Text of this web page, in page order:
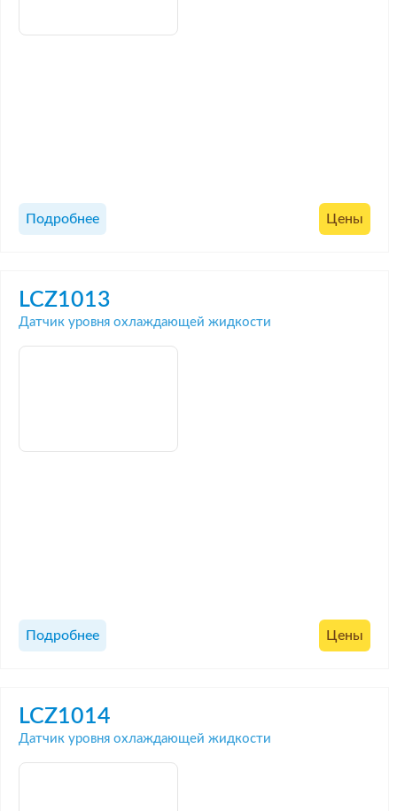
Подробнее Цены
LCZ1013
Датчик уровня охлаждающей жидкости
Подробнее Цены
LCZ1014
Датчик уровня охлаждающей жидкости